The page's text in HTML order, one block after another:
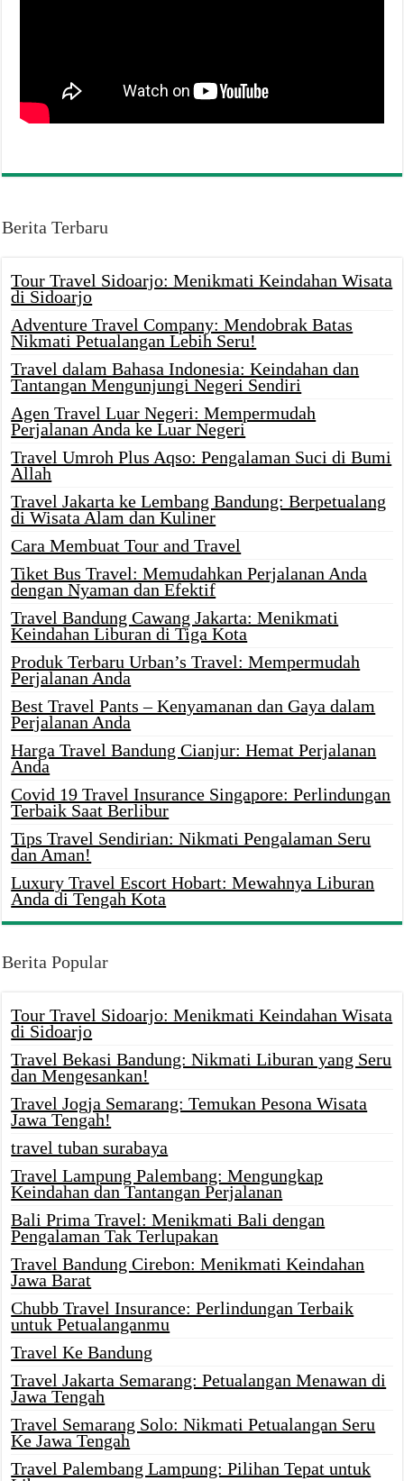
Berita Terbaru
Tour Travel Sidoarjo: Menikmati Keindahan Wisata
di Sidoarjo
Adventure Travel Company: Mendobrak Batas
Nikmati Petualangan Lebih Seru!
Travel dalam Bahasa Indonesia: Keindahan dan
Tantangan Mengunjungi Negeri Sendiri
Agen Travel Luar Negeri: Mempermudah
Perjalanan Anda ke Luar Negeri
Travel Umroh Plus Aqso: Pengalaman Suci di Bumi
Allah
Travel Jakarta ke Lembang Bandung: Berpetualang
di Wisata Alam dan Kuliner
Cara Membuat Tour and Travel
Tiket Bus Travel: Memudahkan Perjalanan Anda
dengan Nyaman dan Efektif
Travel Bandung Cawang Jakarta: Menikmati
Keindahan Liburan di Tiga Kota
Produk Terbaru Urban’s Travel: Mempermudah
Perjalanan Anda
Best Travel Pants – Kenyamanan dan Gaya dalam
Perjalanan Anda
Harga Travel Bandung Cianjur: Hemat Perjalanan
Anda
Covid 19 Travel Insurance Singapore: Perlindungan
Terbaik Saat Berlibur
Tips Travel Sendirian: Nikmati Pengalaman Seru
dan Aman!
Luxury Travel Escort Hobart: Mewahnya Liburan
Anda di Tengah Kota
Berita Popular
Tour Travel Sidoarjo: Menikmati Keindahan Wisata
di Sidoarjo
Travel Bekasi Bandung: Nikmati Liburan yang Seru
dan Mengesankan!
Travel Jogja Semarang: Temukan Pesona Wisata
Jawa Tengah!
travel tuban surabaya
Travel Lampung Palembang: Mengungkap
Keindahan dan Tantangan Perjalanan
Bali Prima Travel: Menikmati Bali dengan
Pengalaman Tak Terlupakan
Travel Bandung Cirebon: Menikmati Keindahan
Jawa Barat
Chubb Travel Insurance: Perlindungan Terbaik
untuk Petualanganmu
Travel Ke Bandung
Travel Jakarta Semarang: Petualangan Menawan di
Jawa Tengah
Travel Semarang Solo: Nikmati Petualangan Seru
Ke Jawa Tengah
Travel Palembang Lampung: Pilihan Tepat untuk